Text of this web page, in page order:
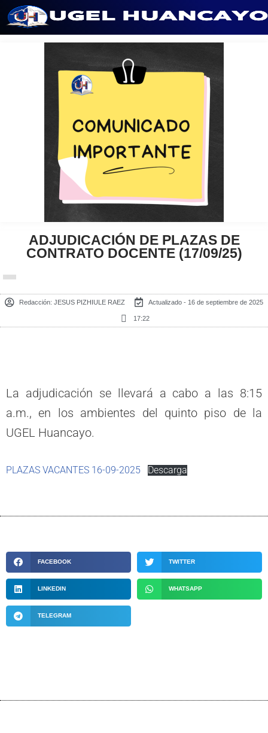
ADJUDICACIÓN DE PLAZAS DE
CONTRATO DOCENTE (17/09/25)
Redacción: JESUS PIZHIULE RAEZ Actualizado - 16 de septiembre de 2025
17:22
La adjudicación se llevará a cabo a las 8:15
a.m., en los ambientes del quinto piso de la
UGEL Huancayo.
PLAZAS VACANTES 16-09-2025 Descarga
FACEBOOK TWITTER
LINKEDIN WHATSAPP
TELEGRAM